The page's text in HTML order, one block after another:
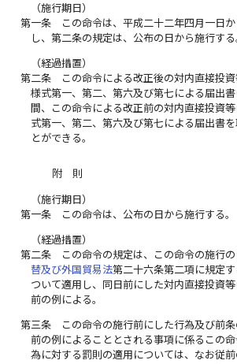
（施行期日）
第一条
この命令は、平成二十二年四月一日
し、第二条の規定は、公布の日から施行する
（経過措置）
第二条
この命令による改正後の対内直接投
様式第一、第二、第六及び第七による届出
間、この命令による改正前の対内直接投資
式第一、第二、第六及び第七による届出書
とができる。
附 則
（施行期日）
第一条
この命令は、公布の日から施行する。
（経過措置）
第二条
この命令の規定は、この命令の施行
替及び外国貿易法第二十六条第二項に規定
ついて適用し、同日前にした対内直接投資
前の例による。
第三条
この命令の施行前にした行為及び前
前の例によることとされる事項に係るこの
為に対する罰則の適用については、なお従前